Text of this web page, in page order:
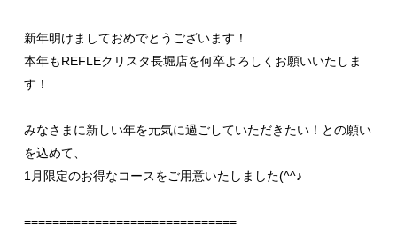
新年明けましておめでとうございます！
本年もREFLEクリスタ長堀店を何卒よろしくお願いいたしま
す！
みなさまに新しい年を元気に過ごしていただきたい！との願い
を込めて、
1月限定のお得なコースをご用意いたしました(^^♪
==============================